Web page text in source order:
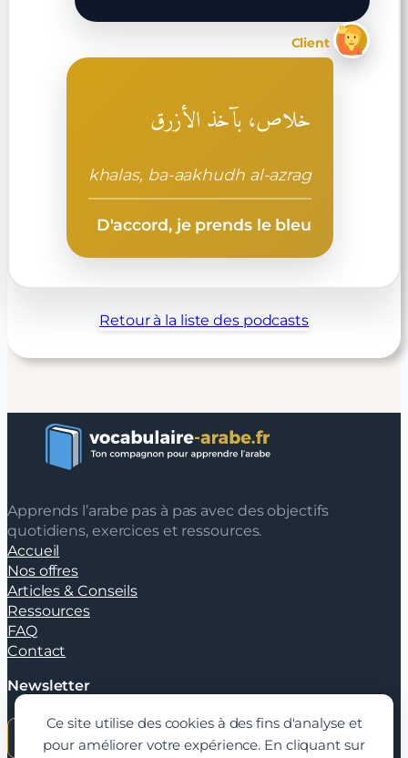
Ce site utilise des cookies à des fins d'analyse et
pour améliorer votre expérience. En cliquant sur
Client
خلاص، بآخذ الأزرق
khalas, ba-aakhudh al-azrag
D'accord, je prends le bleu
Retour à la liste des podcasts
Apprends l’arabe pas à pas avec des objectifs
quotidiens, exercices et ressources.
Accueil
Nos offres
Articles & Conseils
Ressources
FAQ
Contact
Newsletter